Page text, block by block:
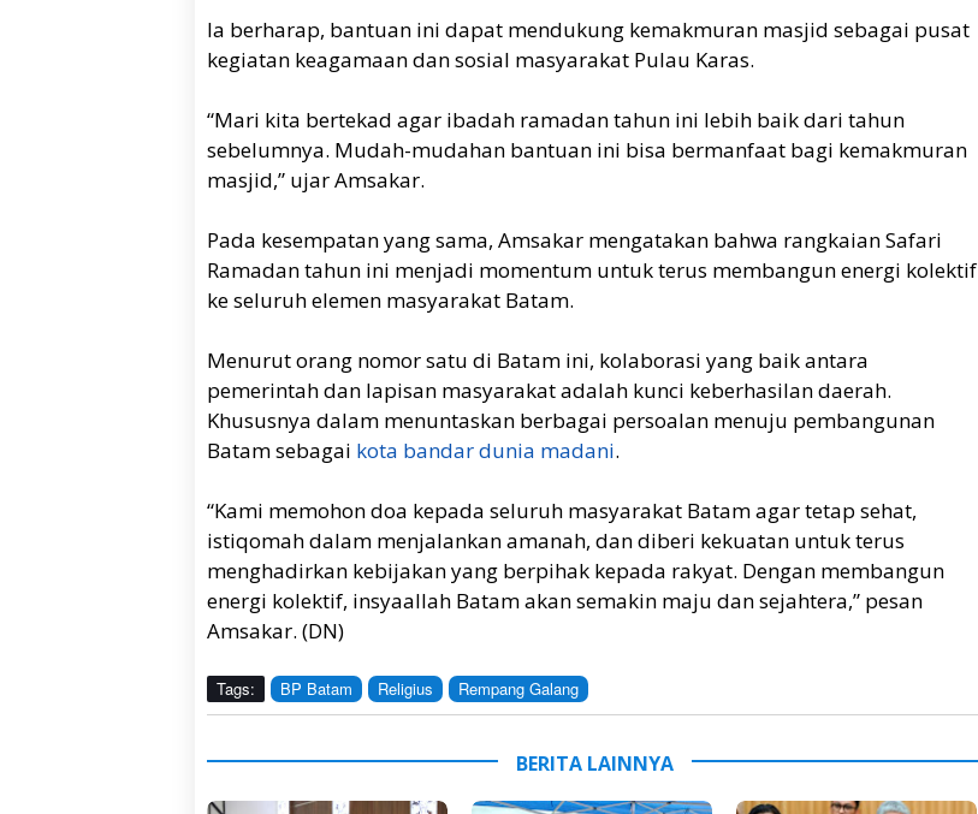
Ia berharap, bantuan ini dapat mendukung kemakmuran masjid sebagai pusat
kegiatan keagamaan dan sosial masyarakat Pulau Karas.
“Mari kita bertekad agar ibadah ramadan tahun ini lebih baik dari tahun
sebelumnya. Mudah-mudahan bantuan ini bisa bermanfaat bagi kemakmuran
masjid,” ujar Amsakar.
Pada kesempatan yang sama, Amsakar mengatakan bahwa rangkaian Safari
Ramadan tahun ini menjadi momentum untuk terus membangun energi kolektif
ke seluruh elemen masyarakat Batam.
Menurut orang nomor satu di Batam ini, kolaborasi yang baik antara
pemerintah dan lapisan masyarakat adalah kunci keberhasilan daerah.
Khususnya dalam menuntaskan berbagai persoalan menuju pembangunan
Batam sebagai kota bandar dunia madani.
“Kami memohon doa kepada seluruh masyarakat Batam agar tetap sehat,
istiqomah dalam menjalankan amanah, dan diberi kekuatan untuk terus
menghadirkan kebijakan yang berpihak kepada rakyat. Dengan membangun
energi kolektif, insyaallah Batam akan semakin maju dan sejahtera,” pesan
Amsakar. (DN)
Tags: BP Batam Religius Rempang Galang
BERITA LAINNYA